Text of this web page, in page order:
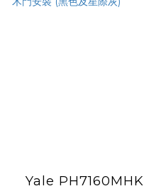
Yale PH7160MHK